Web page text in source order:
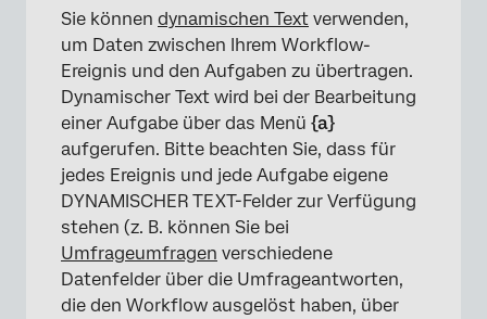
Sie können dynamischen Text verwenden,
um Daten zwischen Ihrem Workflow-
Ereignis und den Aufgaben zu übertragen.
Dynamischer Text wird bei der Bearbeitung
einer Aufgabe über das Menü {a}
aufgerufen. Bitte beachten Sie, dass für
jedes Ereignis und jede Aufgabe eigene
DYNAMISCHER TEXT-Felder zur Verfügung
stehen (z. B. können Sie bei
Umfrageumfragen verschiedene
Datenfelder über die Umfrageantworten,
die den Workflow ausgelöst haben, über